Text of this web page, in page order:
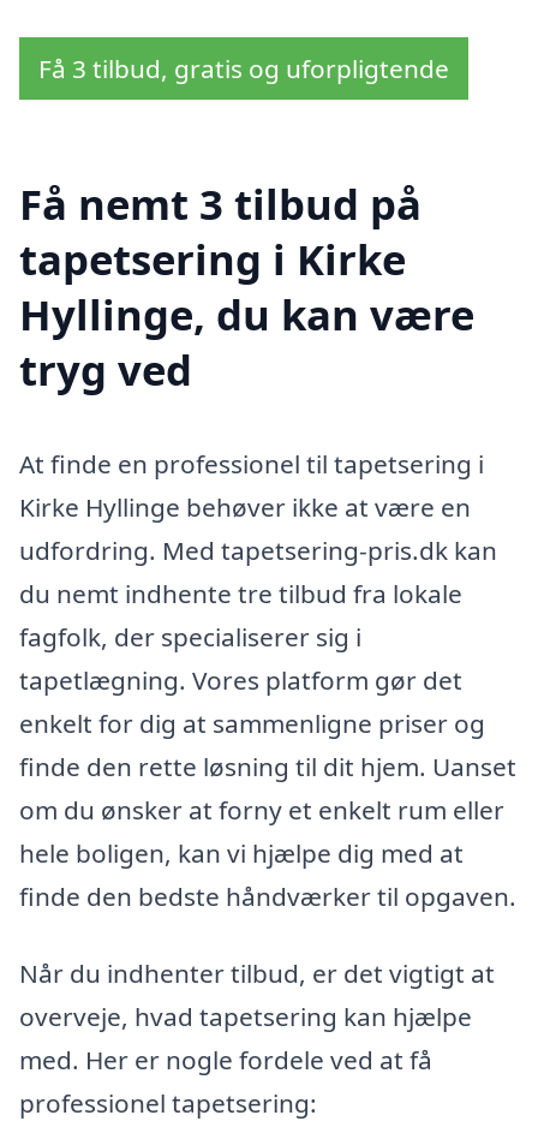
Få 3 tilbud, gratis og uforpligtende
Få nemt 3 tilbud på
tapetsering i Kirke
Hyllinge, du kan være
tryg ved
At finde en professionel til tapetsering i
Kirke Hyllinge behøver ikke at være en
udfordring. Med tapetsering-pris.dk kan
du nemt indhente tre tilbud fra lokale
fagfolk, der specialiserer sig i
tapetlægning. Vores platform gør det
enkelt for dig at sammenligne priser og
finde den rette løsning til dit hjem. Uanset
om du ønsker at forny et enkelt rum eller
hele boligen, kan vi hjælpe dig med at
finde den bedste håndværker til opgaven.
Når du indhenter tilbud, er det vigtigt at
overveje, hvad tapetsering kan hjælpe
med. Her er nogle fordele ved at få
professionel tapetsering: